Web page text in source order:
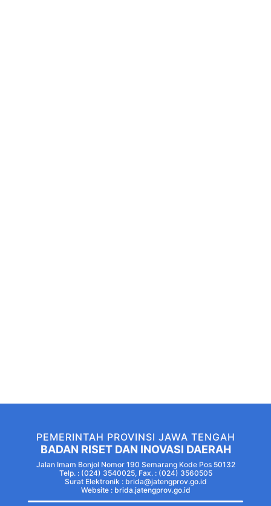
PEMERINTAH PROVINSI JAWA TENGAH
BADAN RISET DAN INOVASI DAERAH
Jalan Imam Bonjol Nomor 190 Semarang Kode Pos 50132
Telp. : (024) 3540025, Fax. : (024) 3560505
Surat Elektronik : brida@jatengprov.go.id
Website : brida.jatengprov.go.id